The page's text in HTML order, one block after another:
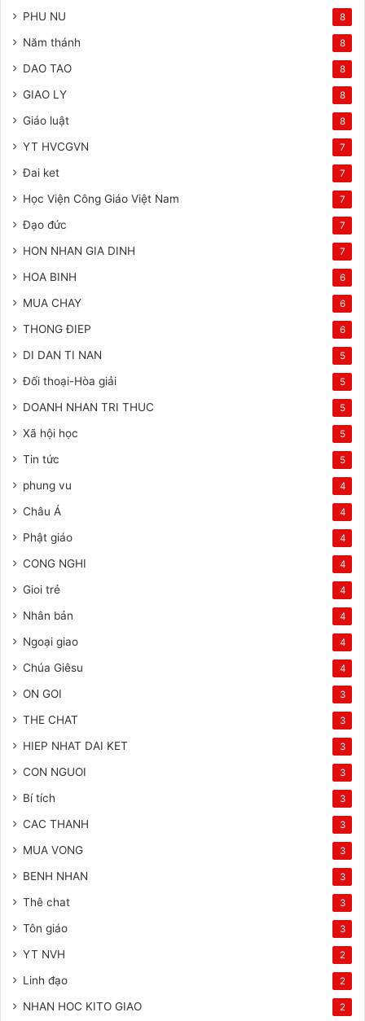
PHU NU 8
Năm thánh 8
DAO TAO 8
GIAO LY 8
Giáo luật 8
YT HVCGVN 7
Đai ket 7
Học Viện Công Giáo Việt Nam 7
Đạo đức 7
HON NHAN GIA DINH 7
HOA BINH 6
MUA CHAY 6
THONG ĐIEP 6
DI DAN TI NAN 5
Đối thoại-Hòa giải 5
DOANH NHAN TRI THUC 5
Xã hội học 5
Tin tức 5
phung vu 4
Châu Á 4
Phật giáo 4
CONG NGHI 4
Gioi trẻ 4
Nhân bản 4
Ngoại giao 4
Chúa Giêsu 4
ON GOI 3
THE CHAT 3
HIEP NHAT DAI KET 3
CON NGUOI 3
Bí tích 3
CAC THANH 3
MUA VONG 3
BENH NHAN 3
Thê chat 3
Tôn giáo 3
YT NVH 2
Linh đạo 2
NHAN HOC KITO GIAO 2